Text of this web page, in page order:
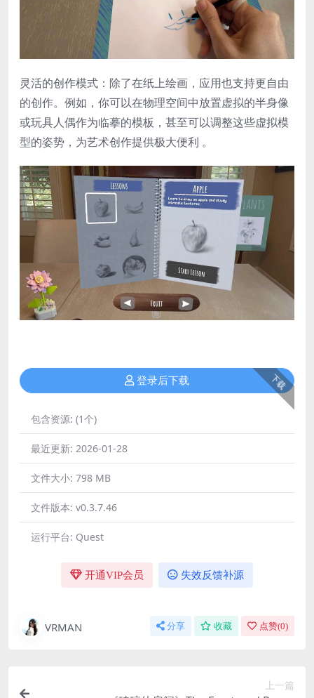
​灵活的创作模式​：除了在纸上绘画，应用也支持更自由
的创作。例如，你可以在物理空间中放置虚拟的半身像
或玩具人偶作为临摹的模板，甚至可以调整这些虚拟模
型的姿势，为艺术创作提供极大便利 。
下载
登录后下载
包含资源: (1个)
最近更新: 2026-01-28
文件大小: 798 MB
文件版本: v0.3.7.46
运行平台: Quest
开通VIP会员 失效反馈补源
VRMAN 分享 收藏 点赞(0)
上一篇